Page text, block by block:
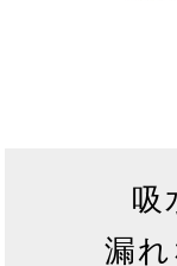
吸
漏れ